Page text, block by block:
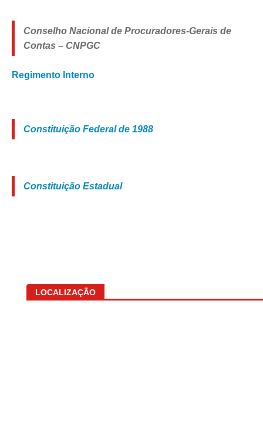
Conselho Nacional de Procuradores-Gerais de
Contas – CNPGC
Regimento Interno
Constituição Federal de 1988
Constituição Estadual
LOCALIZAÇÃO